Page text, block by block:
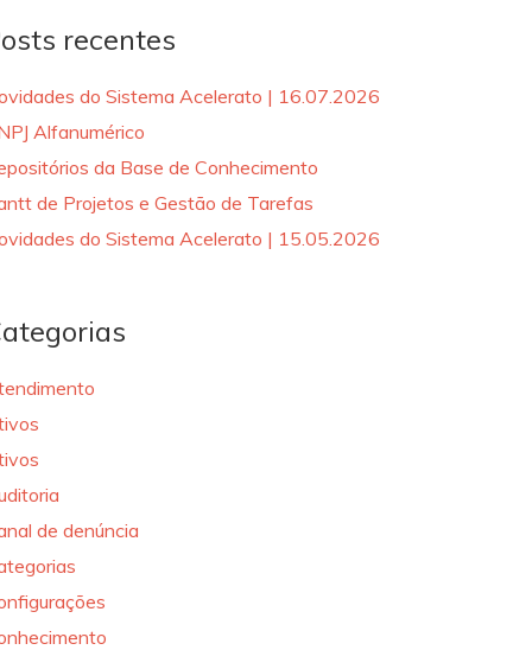
recentes
do Sistema Acelerato | 16.07.2026
Alfanumérico
da Base de Conhecimento
de Projetos e Gestão de Tarefas
do Sistema Acelerato | 15.05.2026
de denúncia